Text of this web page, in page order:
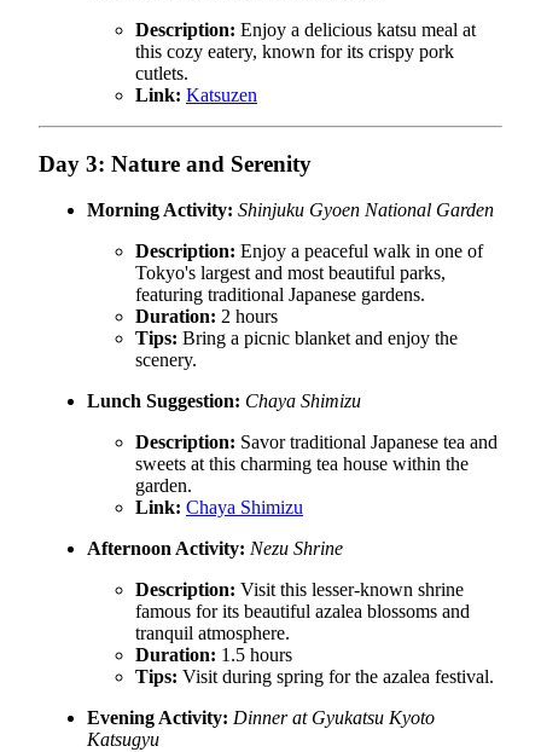
Description: Enjoy a delicious katsu meal at
this cozy eatery, known for its crispy pork
cutlets.
Link: Katsuzen
Day 3: Nature and Serenity
Morning Activity: Shinjuku Gyoen National Garden
Description: Enjoy a peaceful walk in one of
Tokyo's largest and most beautiful parks,
featuring traditional Japanese gardens.
Duration: 2 hours
Tips: Bring a picnic blanket and enjoy the
scenery.
Lunch Suggestion: Chaya Shimizu
Description: Savor traditional Japanese tea and
sweets at this charming tea house within the
garden.
Link: Chaya Shimizu
Afternoon Activity: Nezu Shrine
Description: Visit this lesser-known shrine
famous for its beautiful azalea blossoms and
tranquil atmosphere.
Duration: 1.5 hours
Tips: Visit during spring for the azalea festival.
Evening Activity: Dinner at Gyukatsu Kyoto
Katsugyu